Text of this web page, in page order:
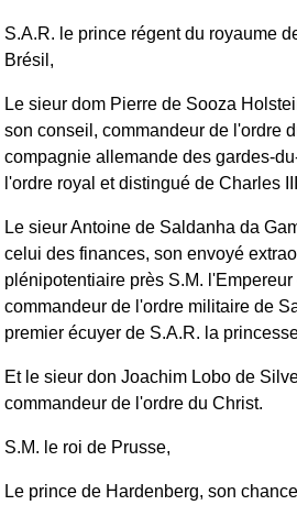
S.A.R. le prince régent du royaume
Brésil,
Le sieur dom Pierre de Sooza
son conseil, commandeur de l'ordre
compagnie allemande des gardes-
l'ordre royal et distingué de Charles
Le sieur Antoine de Saldanha da
celui des finances, son envoyé
plénipotentiaire près S.M.
commandeur de l'ordre militaire de
premier écuyer de S.A.R. la
Et le sieur don Joachim Lobo de
commandeur de l'ordre du Christ.
S.M. le roi de Prusse,
Le prince de Hardenberg, son